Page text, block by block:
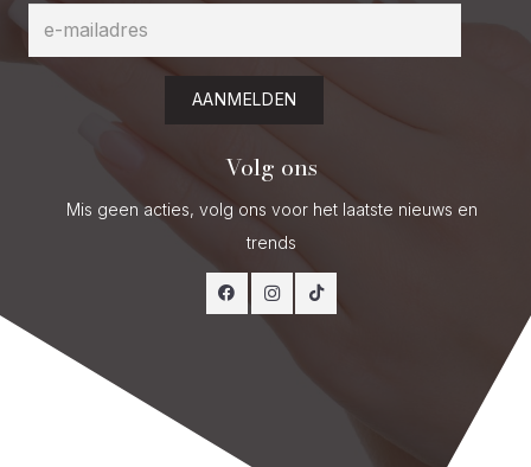
AANMELDEN
Volg ons
Mis geen acties, volg ons voor het laatste nieuws en
trends